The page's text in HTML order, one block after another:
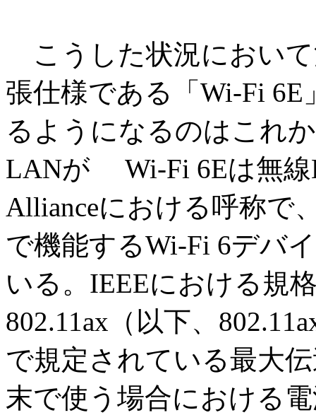
こうした状況におい
張仕様である「Wi-Fi
るようになるのはこれ
LANが Wi-Fi 6Eは無線
Allianceにおける呼称で
で機能するWi-Fi 6デバ
いる。IEEEにおける規
802.11ax（以下、
で規定されている最大
末で使う場合における